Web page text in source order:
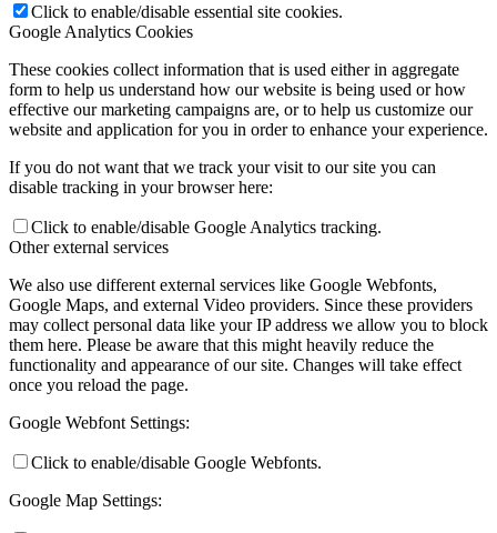
Click to enable/disable essential site cookies.
Google Analytics Cookies
These cookies collect information that is used either in aggregate
form to help us understand how our website is being used or how
effective our marketing campaigns are, or to help us customize our
website and application for you in order to enhance your experience.
If you do not want that we track your visit to our site you can
disable tracking in your browser here:
Click to enable/disable Google Analytics tracking.
Other external services
We also use different external services like Google Webfonts,
Google Maps, and external Video providers. Since these providers
may collect personal data like your IP address we allow you to block
them here. Please be aware that this might heavily reduce the
functionality and appearance of our site. Changes will take effect
once you reload the page.
Google Webfont Settings:
Click to enable/disable Google Webfonts.
Google Map Settings: